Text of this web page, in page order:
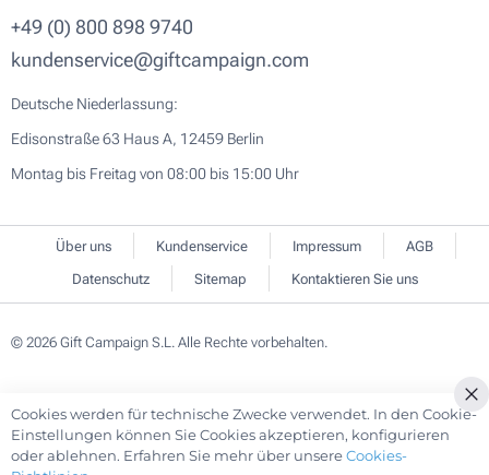
+49 (0) 800 898 9740
kundenservice@giftcampaign.com
Deutsche Niederlassung:
Edisonstraße 63 Haus A, 12459 Berlin
Montag bis Freitag von 08:00 bis 15:00 Uhr
Über uns Kundenservice Impressum
AGB
Datenschutz
Sitemap Kontaktieren Sie uns
© 2026 Gift Campaign S.L. Alle Rechte vorbehalten.
Cookies werden für technische Zwecke verwendet. In den Cookie-
Einstellungen können Sie Cookies akzeptieren, konfigurieren
oder ablehnen. Erfahren Sie mehr über unsereCookies-